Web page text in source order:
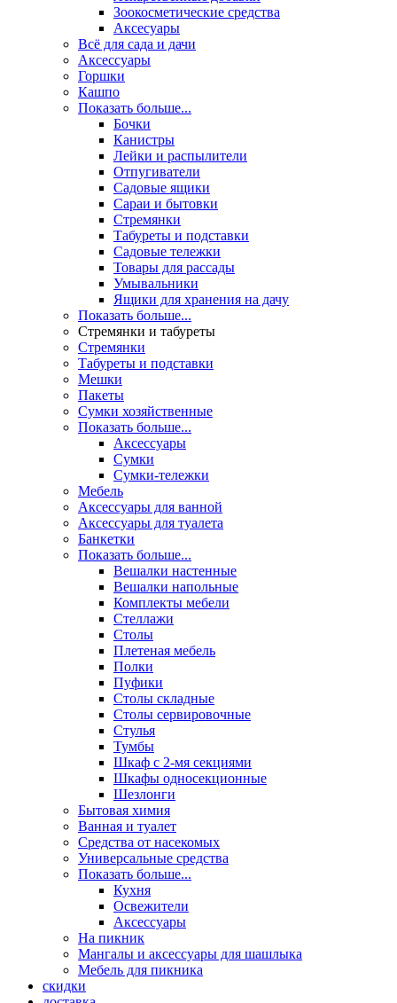
Зоокосметические средства
Аксесуары
Всё для сада и дачи
Аксессуары
Горшки
Кашпо
Показать больше...
Бочки
Канистры
Лейки и распылители
Отпугиватели
Садовые ящики
Сараи и бытовки
Стремянки
Табуреты и подставки
Садовые тележки
Товары для рассады
Умывальники
Ящики для хранения на дачу
Показать больше...
Стремянки и табуреты
Стремянки
Табуреты и подставки
Мешки
Пакеты
Сумки хозяйственные
Показать больше...
Аксессуары
Сумки
Сумки-тележки
Мебель
Аксессуары для ванной
Аксессуары для туалета
Банкетки
Показать больше...
Вешалки настенные
Вешалки напольные
Комплекты мебели
Стеллажи
Столы
Плетеная мебель
Полки
Пуфики
Столы складные
Столы сервировочные
Стулья
Тумбы
Шкаф с 2-мя секциями
Шкафы односекционные
Шезлонги
Бытовая химия
Ванная и туалет
Средства от насекомых
Универсальные средства
Показать больше...
Кухня
Освежители
Аксессуары
На пикник
Мангалы и аксессуары для шашлыка
Мебель для пикника
скидки